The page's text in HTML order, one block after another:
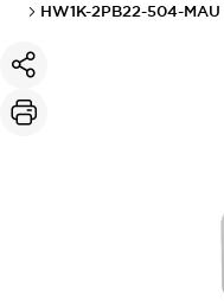
HW1K-2PB22-504-MAU